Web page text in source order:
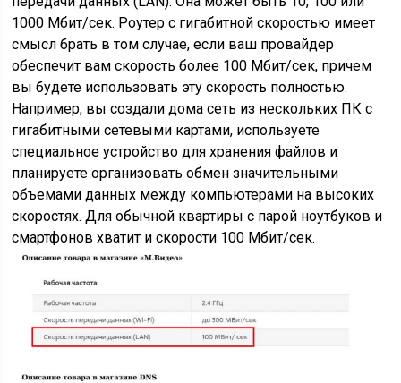
1000 Мбит/сек. Роутер с гигабитной скоростью имеет
смысл брать в том случае, если ваш провайдер
обеспечит вам скорость более 100 Мбит/сек, причем
вы будете использовать эту скорость полностью.
Например, вы создали дома сеть из нескольких ПК с
гигабитными сетевыми картами, используете
специальное устройство для хранения файлов и
планируете организовать обмен значительными
объемами данных между компьютерами на высоких
скоростях. Для обычной квартиры с парой ноутбуков и
смартфонов хватит и скорости 100 Мбит/сек.